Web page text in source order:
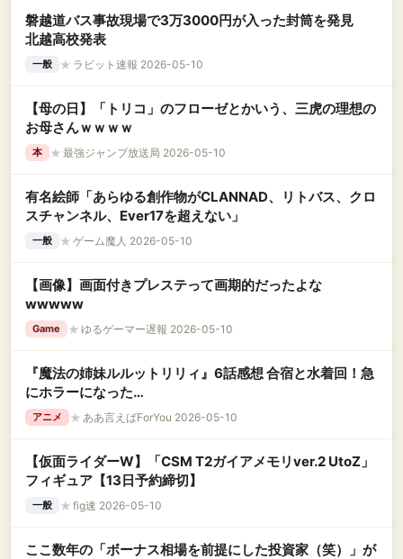
磐越道バス事故現場で3万3000円が入った封筒を発見
北越高校発表
一般 ★ ラビット速報 2026-05-10
【母の日】「トリコ」のフローゼとかいう、三虎の理想の
お母さんｗｗｗｗ
本 ★ 最強ジャンプ放送局 2026-05-10
有名絵師「あらゆる創作物がCLANNAD、リトバス、クロ
スチャンネル、Ever17を超えない」
一般 ★ ゲーム魔人 2026-05-10
【画像】画面付きプレステって画期的だったよな
wwwww
Game ★ ゆるゲーマー遅報 2026-05-10
『魔法の姉妹ルルットリリィ』6話感想 合宿と水着回！急
にホラーになった…
アニメ ★ ああ言えばForYou 2026-05-10
【仮面ライダーW】「CSM T2ガイアメモリver.2 UtoZ」
フィギュア【13日予約締切】
一般 ★ fig速 2026-05-10
ここ数年の「ボーナス相場を前提にした投資家（笑）」が